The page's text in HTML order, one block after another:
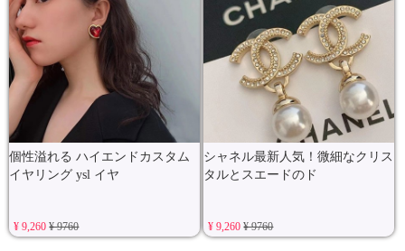
個性溢れる ハイエンドカスタム
イヤリング ysl イヤ
¥ 9,260¥ 9760
シャネル最新人気！微細なクリス
タルとスエードのド
¥ 9,260¥ 9760